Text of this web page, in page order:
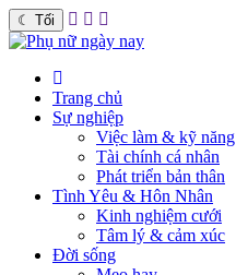
☾ Tối
Trang chủ
Sự nghiệp
Việc làm & kỹ năng
Tài chính cá nhân
Phát triển bản thân
Tình Yêu & Hôn Nhân
Kinh nghiệm cưới
Tâm lý & cảm xúc
Đời sống